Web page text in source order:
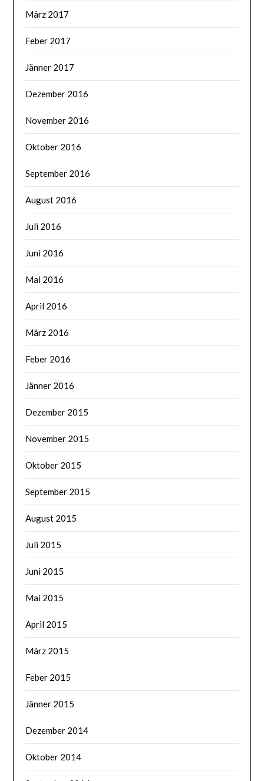
März 2017
Feber 2017
Jänner 2017
Dezember 2016
November 2016
Oktober 2016
September 2016
August 2016
Juli 2016
Juni 2016
Mai 2016
April 2016
März 2016
Feber 2016
Jänner 2016
Dezember 2015
November 2015
Oktober 2015
September 2015
August 2015
Juli 2015
Juni 2015
Mai 2015
April 2015
März 2015
Feber 2015
Jänner 2015
Dezember 2014
Oktober 2014